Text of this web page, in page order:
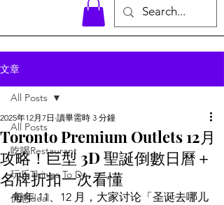
文章
All Posts
吃喝Restaurant
玩乐Things To Do
优惠deal
All Posts
Toronto Premium Outlets 12月
攻略！巨型 3D 聖誕倒數日曆＋
名牌折扣一次看懂
2025年12月7日 讀畢需時 3 分鐘
每年 11、12 月，大家讨论「圣诞去哪儿